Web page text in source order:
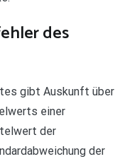
des
gibt Auskunft über
einer
der
der